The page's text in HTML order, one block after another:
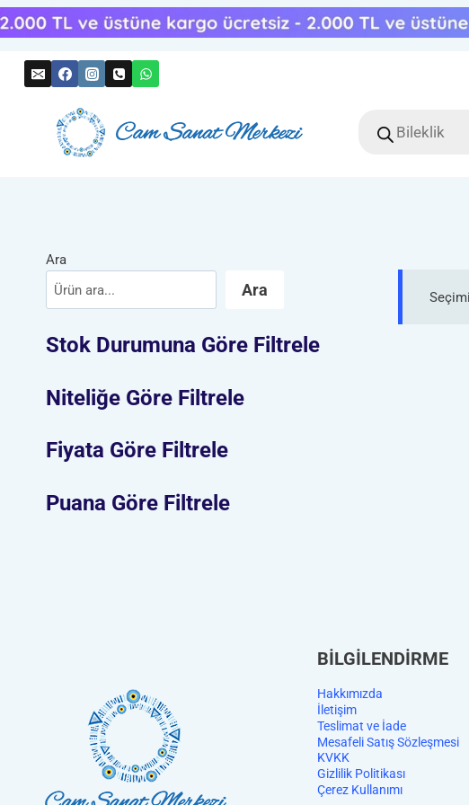
Skip
to
search
Ara
Ara
Stok Durumuna Göre Filtrele
Niteliğe Göre Filtrele
Fiyata Göre Filtrele
Puana Göre Filtrele
BİLGİLENDİRME
Hakkımızda
İletişim
Teslimat ve İade
Mesafeli Satış Sözleşmesi
KVKK
Gizlilik Politikası
Çerez Kullanımı